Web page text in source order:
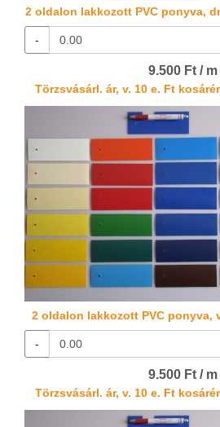
2 oldalon lakkozott PVC ponyva,
-
9.500 Ft / m
Törzsvásárl. ár, v. 10 e. Ft
2 oldalon lakkozott PVC ponyva,
-
9.500 Ft / m
Törzsvásárl. ár, v. 10 e. Ft